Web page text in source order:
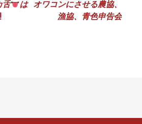
舌
は オワコンにさせる農協、
漁協、青色申告会